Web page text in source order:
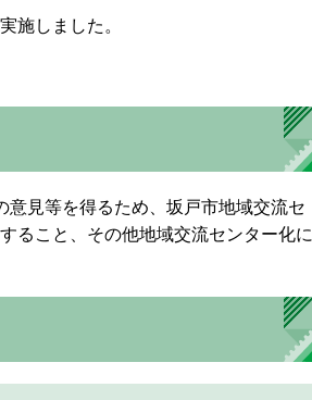
施しました。
見等を得るため、坂戸市地域交流セ
ること、その他地域交流センター化に